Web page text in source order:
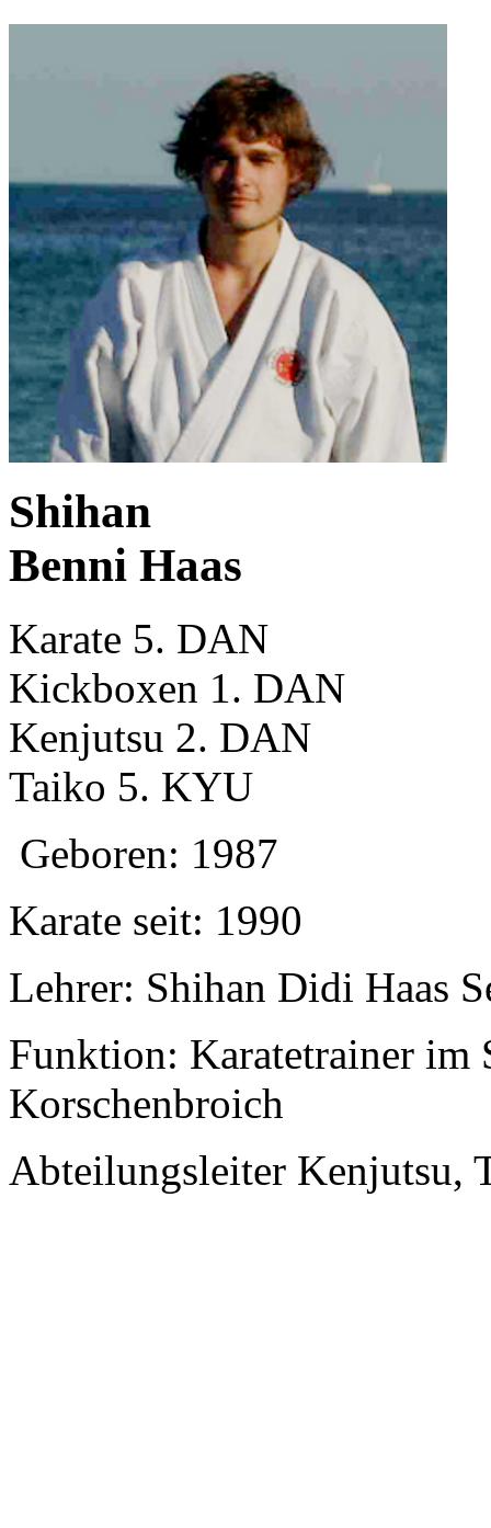
Shihan
Benni Haas
Karate 5. DAN
Kickboxen 1. DAN
Kenjutsu 2. DAN
Taiko 5. KYU
Geboren: 1987
Karate seit: 1990
Lehrer: Shihan Didi Haas
Funktion: Karatetrainer im
Korschenbroich
Abteilungsleiter Kenjutsu,